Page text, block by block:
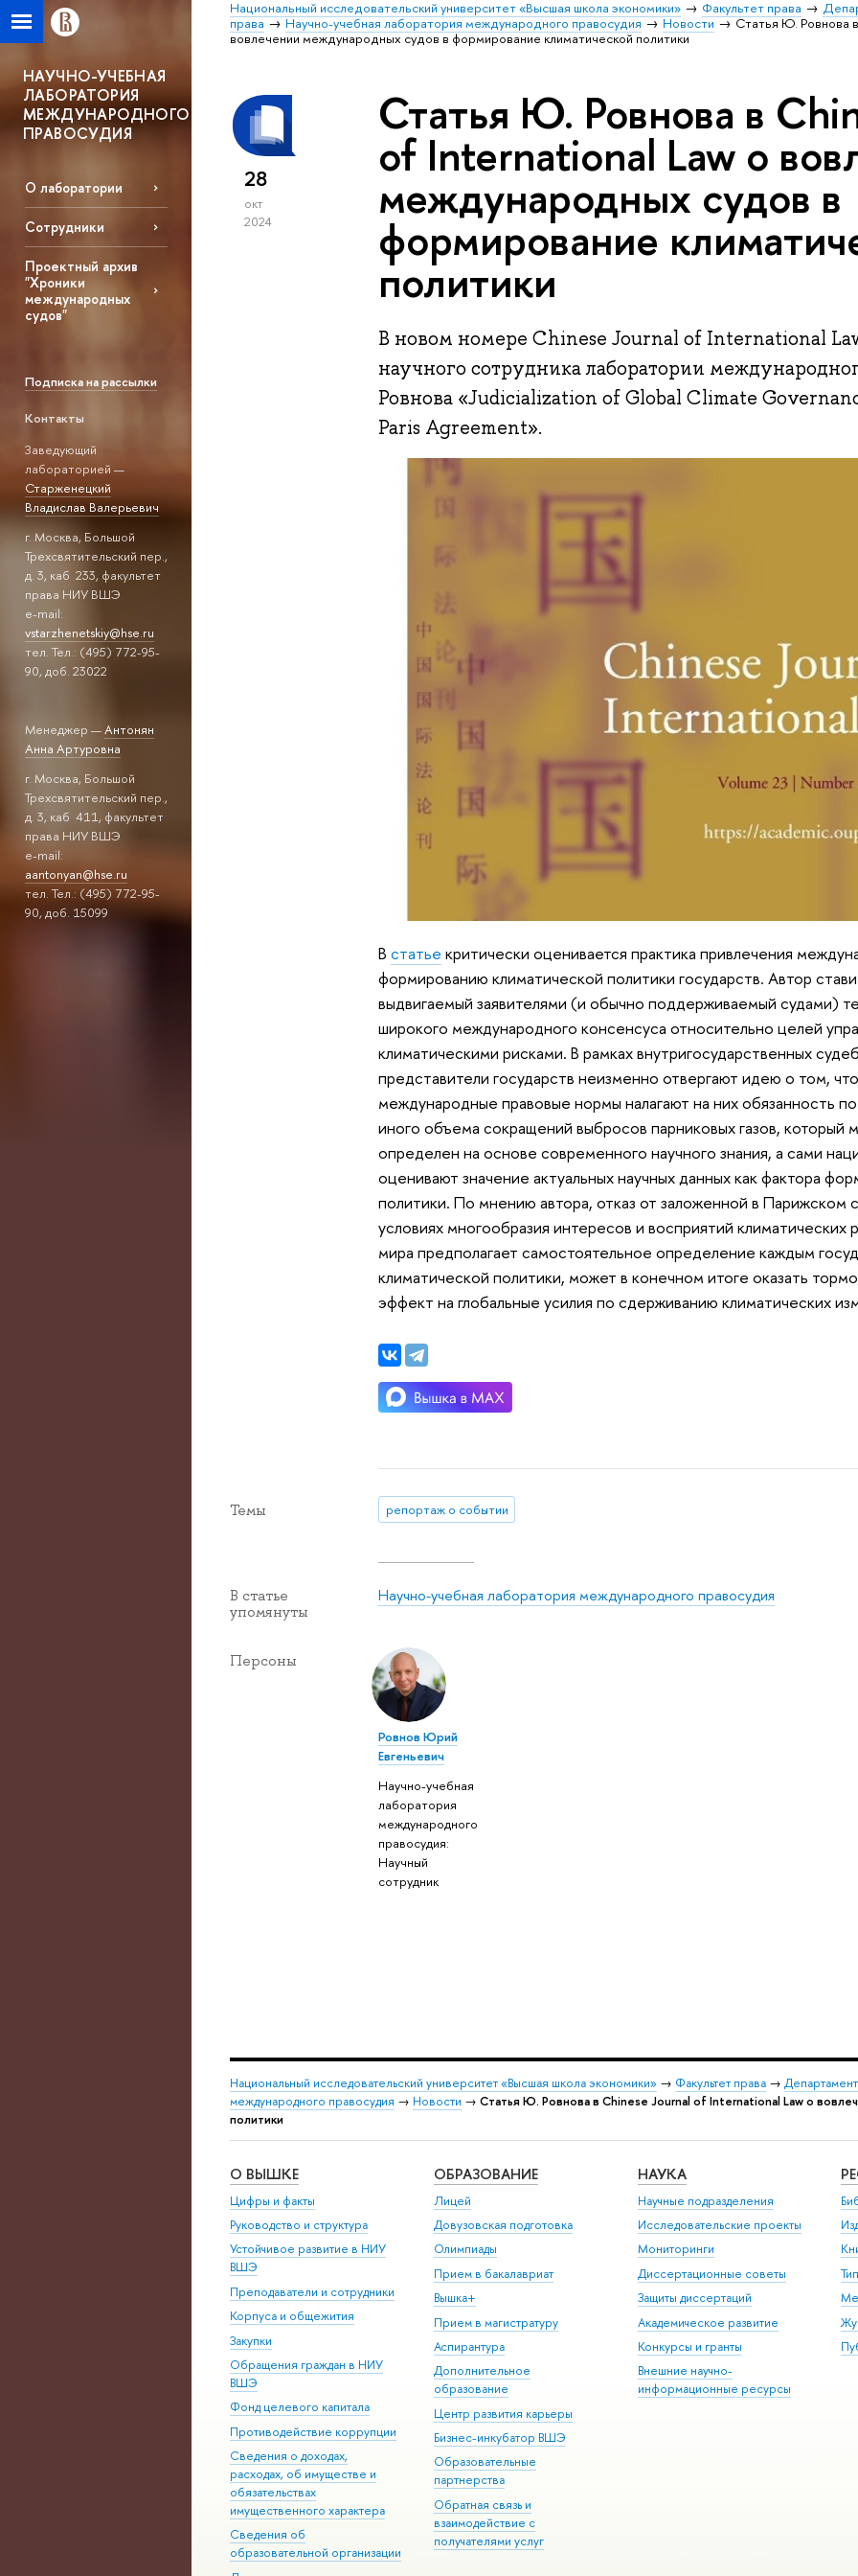
Национальный исследовательский университет «Высшая школа экономики» Факультет права
права
Научно-учебная лаборатория международного правосудия Новости
Статья Ю. Ровнова
вовлечении международных судов в формирование климатической политики
HАУЧНО-УЧЕБНАЯ
ЛАБОРАТОРИЯ
МЕЖДУНАРОДНОГО
ПРАВОСУДИЯ
О лаборатории
Сотрудники
Проектный архив
"Хроники
международных
судов"
Подписка на рассылки
Контакты
Заведующий
лабораторией —
Старженецкий
Владислав Валерьевич
г. Москва, Большой
Трехсвятительский пер.,
д. 3, каб 233, факультет
права НИУ ВШЭ
e-mail:
vstarzhenetskiy@hse.ru
тел. Тел.: (495) 772-95-
90, доб. 23022
Менеджер —Антонян
Анна Артуровна
г. Москва, Большой
Трехсвятительский пер.,
д. 3, каб 411, факультет
права НИУ ВШЭ
e-mail:
aantonyan@hse.ru
тел. Тел.: (495) 772-95-
90, доб. 15099
28
окт
2024
Статья Ю. Ровнова в
of International Law о
международных судов в
формирование
политики
В новом номере Chinese Journal of International
научного сотрудника лаборатории
Ровнова «Judicialization of Global Climate
Paris Agreement».
Встатье критически оценивается практика привлечения
формированию климатической политики государств. Автор
выдвигаемый заявителями (и обычно поддерживаемый судами)
широкого международного консенсуса относительно целей
климатическими рисками. В рамках внутригосударственных
представители государств неизменно отвергают идею о том,
международные правовые нормы налагают на них обязанность
иного объема сокращений выбросов парниковых газов,
определен на основе современного научного знания, а сами
оценивают значение актуальных научных данных как фактора
политики. По мнению автора, отказ от заложенной в Парижском
условиях многообразия интересов и восприятий климатических
мира предполагает самостоятельное определение каждым
климатической политики, может в конечном итоге оказать
эффект на глобальные усилия по сдерживанию климатических
Темы репортаж о событии
В статье
упомянуты
Научно-учебная лаборатория международного правосудия
Персоны
Ровнов Юрий
Евгеньевич
Научно-учебная
лаборатория
международного
правосудия:
Научный
сотрудник
Национальный исследовательский университет «Высшая школа экономики» → Факультет права →
международного правосудия → Новости → Статья Ю. Ровнова в Chinese Journal of International Law о
политики
О ВЫШКЕ
Цифры и факты
Руководство и структура
Устойчивое развитие в НИУ
ВШЭ
Преподаватели и сотрудники
Корпуса и общежития
Закупки
Обращения граждан в НИУ
ВШЭ
Фонд целевого капитала
Противодействие коррупции
Сведения о доходах,
расходах, об имуществе и
обязательствах
имущественного характера
Сведения об
образовательной организации
ОБРАЗОВАНИЕ
Лицей
Довузовская подготовка
Олимпиады
Прием в бакалавриат
Вышка+
Прием в магистратуру
Аспирантура
Дополнительное
образование
Центр развития карьеры
Бизнес-инкубатор ВШЭ
Образовательные
партнерства
Обратная связь и
взаимодействие с
получателями услуг
НАУКА
Научные подразделения
Исследовательские проекты
Мониторинги
Диссертационные советы
Защиты диссертаций
Академическое развитие
Конкурсы и гранты
Внешние научно-
информационные ресурсы